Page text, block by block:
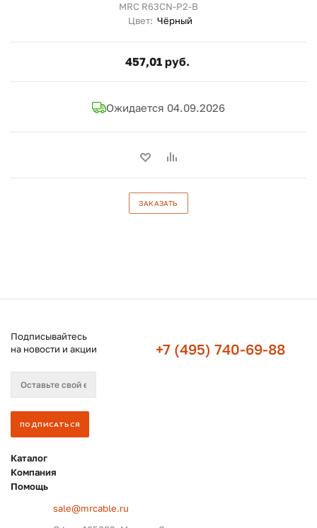
MRC R63CN-P2-B
Цвет: Чёрный
457,01 руб.
Ожидается 04.09.2026
ЗАКАЗАТЬ
Подписывайтесь
на новости и акции
+7 (495) 740-69-88
Каталог
Компания
Помощь
sale@mrcable.ru